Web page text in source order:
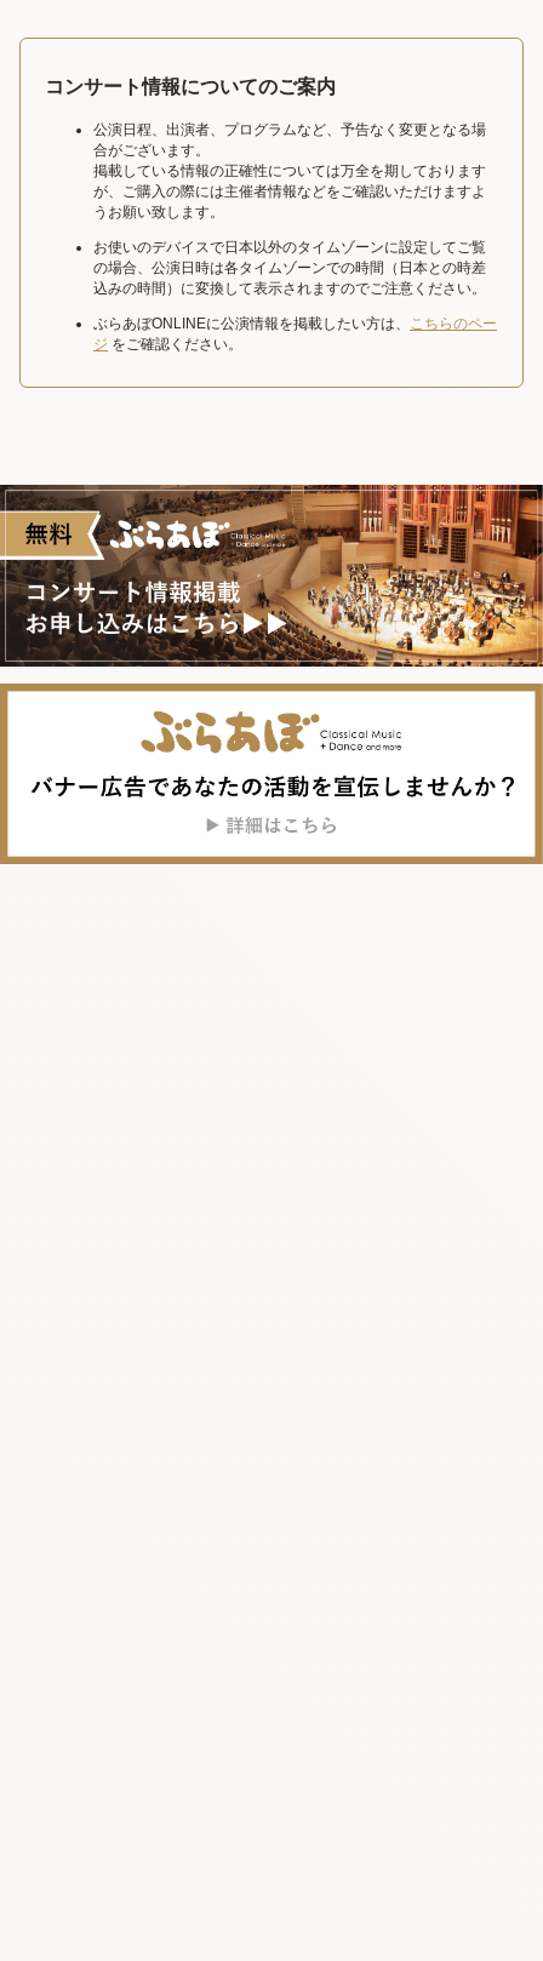
コンサート情報についてのご案内
公演日程、出演者、プログラムなど、予告なく変更となる場
合がございます。
掲載している情報の正確性については万全を期しております
が、ご購入の際には主催者情報などをご確認いただけますよ
うお願い致します。
お使いのデバイスで日本以外のタイムゾーンに設定してご覧
の場合、公演日時は各タイムゾーンでの時間（日本との時差
込みの時間）に変換して表示されますのでご注意ください。
ぶらあぼONLINEに公演情報を掲載したい方は、 こちらのペー
ジ をご確認ください。